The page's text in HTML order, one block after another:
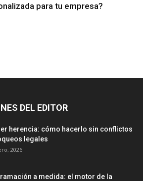
para tu empresa?
DEL EDITOR
herencia: cómo hacerlo sin conflictos
legales
2026
a medida: el motor de la